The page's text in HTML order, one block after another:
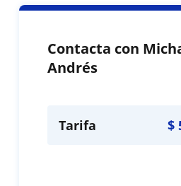
Contacta con
Andrés
Tarifa $